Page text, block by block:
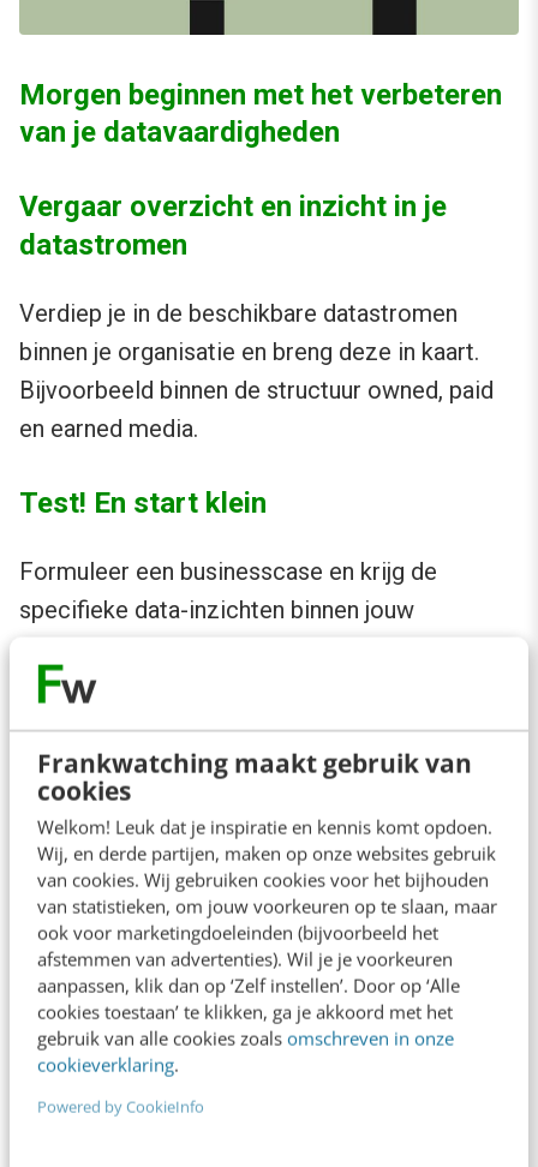
Frankwatching maakt gebruik van
cookies
Welkom! Leuk dat je inspiratie en kennis komt opdoen.
Wij, en derde partijen, maken op onze websites gebruik
van cookies. Wij gebruiken cookies voor het bijhouden
van statistieken, om jouw voorkeuren op te slaan, maar
ook voor marketingdoeleinden (bijvoorbeeld het
afstemmen van advertenties). Wil je je voorkeuren
aanpassen, klik dan op ‘Zelf instellen’. Door op ‘Alle
cookies toestaan’ te klikken, ga je akkoord met het
gebruik van alle cookies zoals omschreven in onze
cookieverklaring.
Powered by CookieInfo
Morgen beginnen met het verbeteren
van je datavaardigheden
Vergaar overzicht en inzicht in je
datastromen
Verdiep je in de beschikbare datastromen
binnen je organisatie en breng deze in kaart.
Bijvoorbeeld binnen de structuur owned, paid
en earned media.
Test! En start klein
Formuleer een businesscase en krijg de
specifieke data-inzichten binnen jouw
Vanuit daar ga je verder optimaliseren en
plannen vormgeven.
Zoek een databuddy
Vind een dataspecialist waarmee jij gaat
samenwerken. Laat hem of haar je kennis
bijspijkeren en de route voor jouw data-
gedreven aanpak mede-vormgeven.
Definieer jouw rol en die van je team
in data-gedreven werken